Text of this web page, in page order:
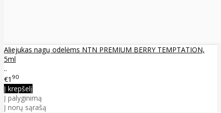
Aliejukas nagų odelėms NTN PREMIUM BERRY TEMPTATION,
5ml
..
€1 90
Į krepšelį
Į palyginimą
Į norų sąrašą